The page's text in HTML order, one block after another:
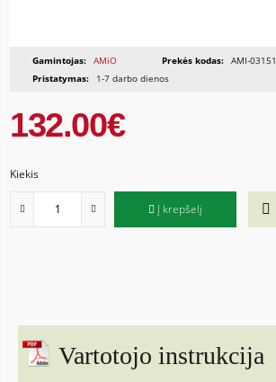
Gamintojas: AMiO Prekės kodas: AMI-03151
Pristatymas:
1-7 darbo dienos
132.00€
Kiekis
Į krepšelį
Vartotojo instrukcija